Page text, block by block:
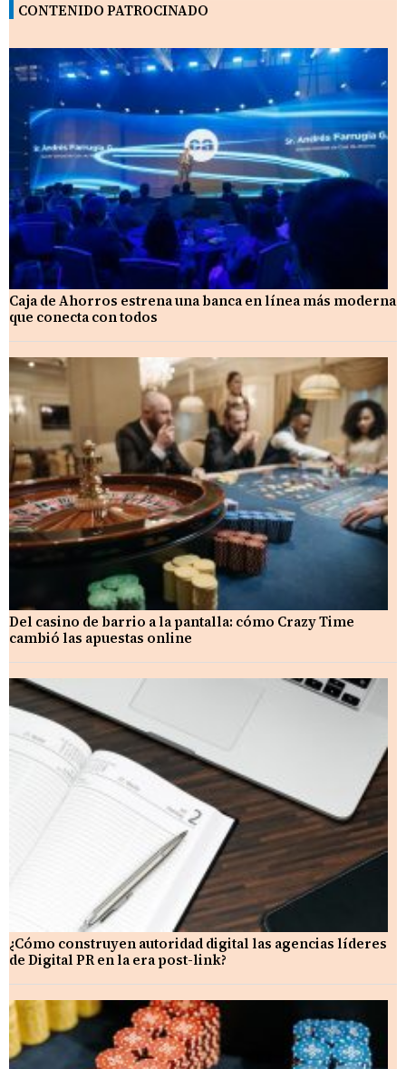
CONTENIDO PATROCINADO
Caja de Ahorros estrena una banca en línea más moderna
que conecta con todos
Del casino de barrio a la pantalla: cómo Crazy Time
cambió las apuestas online
¿Cómo construyen autoridad digital las agencias líderes
de Digital PR en la era post-link?